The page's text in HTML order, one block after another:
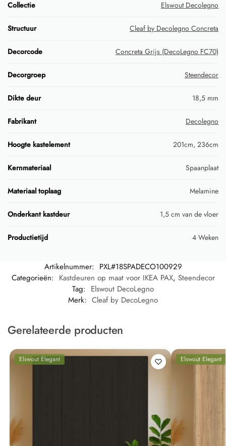
Collectie Elswout Decolegno
Structuur Cleaf by Decolegno Concreta
Decorcode Concreta Grijs (DecoLegno FC70)
Decorgroep Steendecor
Dikte deur 18,5 mm
Fabrikant Decolegno
Hoogte kastelement 201cm, 236cm
Kernmateriaal Spaanplaat
Materiaal toplaag Melamine
Onderkant kastdeur 1,5 cm van de vloer
Productietijd 4 Weken
Artikelnummer: PXL#18SPADECO100929
Categorieën: Kastdeuren op maat voor IKEA PAX, Steendecor
Tag: Elswout DecoLegno
Merk: Cleaf by DecoLegno
Gerelateerde producten
Elswout Elegant Elswout Elegant